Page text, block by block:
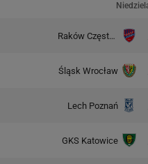
Raków Częstochowa
Śląsk Wrocław
Lech Poznań
GKS Katowice